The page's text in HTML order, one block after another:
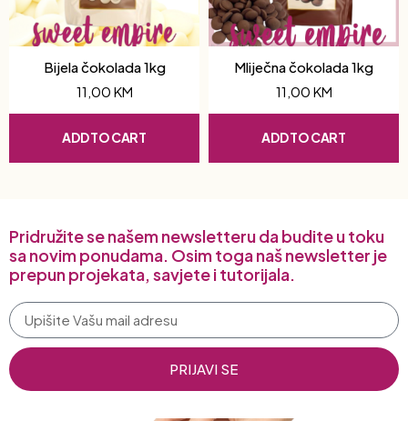
Bijela čokolada 1kg
11,00 KM
ADD TO CART
Mliječna čokolada 1kg
11,00 KM
ADD TO CART
Pridružite se našem newsletteru da budite u toku
sa novim ponudama. Osim toga naš newsletter je
prepun projekata, savjete i tutorijala.
PRIJAVI SE